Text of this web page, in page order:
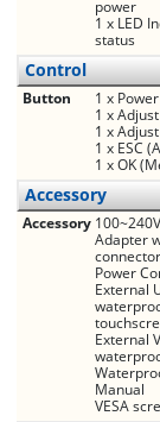
power
1 x LED
status
Control
Button
1 x
1 x
1 x
1 x ESC
1 x OK
Accessory
Accessory
Adapter
connector
Power
External
External
Manual
VESA